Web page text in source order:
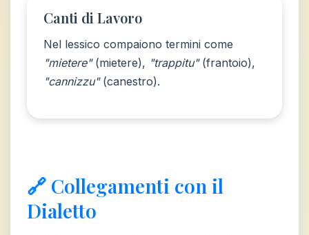
Canti di Lavoro
Nel lessico compaiono termini come
"mietere"(mietere), "trappitu"(frantoio),
"cannizzu"(canestro).
🔗 Collegamenti con il
Dialetto